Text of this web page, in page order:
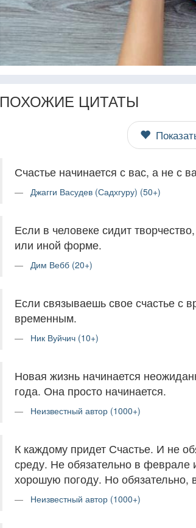
ПОХОЖИЕ ЦИТАТЫ
Счастье начинается с вас, а не с
Джагги Васудев (Садхгуру) (50+)
Если в человеке сидит
или иной форме.
Дим Вебб (20+)
Если связываешь свое счастье с
временным.
Ник Вуйчич (10+)
Новая жизнь начинается
года. Она просто начинается.
Неизвестный автор (1000+)
К каждому придет Счастье. И не
среду. Не обязательно в
хорошую погоду. Но обязательно,
Неизвестный автор (1000+)